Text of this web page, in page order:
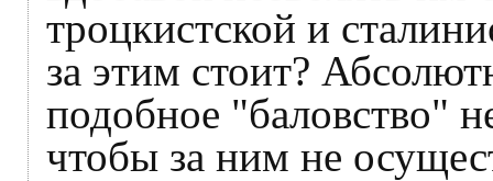
троцкистской и
за этим стоит?
подобное "баловство"
чтобы за ним не